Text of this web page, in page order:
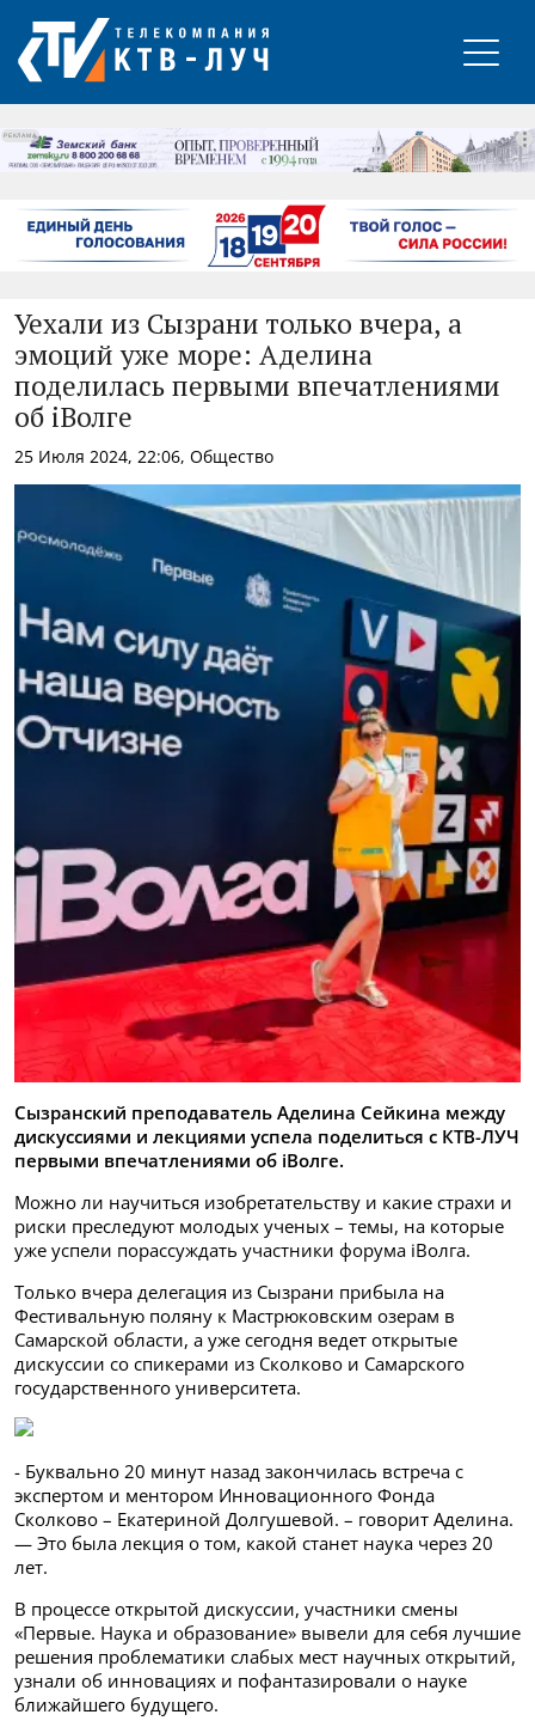
РЕКЛАМА
Уехали из Сызрани только вчера, а
эмоций уже море: Аделина
поделилась первыми впечатлениями
об iВолге
25 Июля 2024, 22:06, Общество
Сызранский преподаватель Аделина Сейкина между
дискуссиями и лекциями успела поделиться с КТВ-ЛУЧ
первыми впечатлениями об iВолге.
Можно ли научиться изобретательству и какие страхи и
риски преследуют молодых ученых – темы, на которые
уже успели порассуждать участники форума iВолга.
Только вчера делегация из Сызрани прибыла на
Фестивальную поляну к Мастрюковским озерам в
Самарской области, а уже сегодня ведет открытые
дискуссии со спикерами из Сколково и Самарского
государственного университета.
- Буквально 20 минут назад закончилась встреча с
экспертом и ментором Инновационного Фонда
Сколково – Екатериной Долгушевой. – говорит Аделина.
— Это была лекция о том, какой станет наука через 20
лет.
В процессе открытой дискуссии, участники смены
«Первые. Наука и образование» вывели для себя лучшие
решения проблематики слабых мест научных открытий,
узнали об инновациях и пофантазировали о науке
ближайшего будущего.